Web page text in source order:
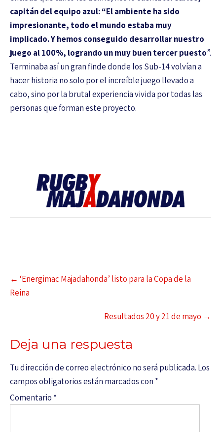
capitán del equipo azul: “El ambiente ha sido
impresionante, todo el mundo estaba muy
implicado. Y hemos conseguido desarrollar nuestro
juego al 100%, logrando un muy buen tercer puesto”.
Terminaba así un gran finde donde los Sub-14 volvían a
hacer historia no solo por el increíble juego llevado a
cabo, sino por la brutal experiencia vivida por todas las
personas que forman este proyecto.
← ‘Energimac Majadahonda’ listo para la Copa de la
Reina
Resultados 20 y 21 de mayo →
Deja una respuesta
Tu dirección de correo electrónico no será publicada. Los
campos obligatorios están marcados con *
Comentario *